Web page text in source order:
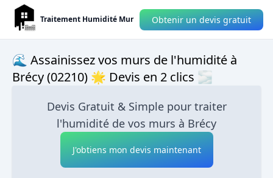
Traitement Humidité Mur Obtenir un devis gratuit
🌊 Assainissez vos murs de l'humidité à
Brécy (02210) 🌟 Devis en 2 clics 🌫
Devis Gratuit & Simple pour traiter
l'humidité de vos murs à Brécy
J'obtiens mon devis maintenant